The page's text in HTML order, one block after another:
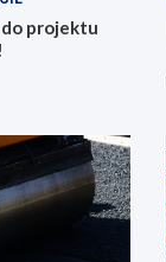
projektu